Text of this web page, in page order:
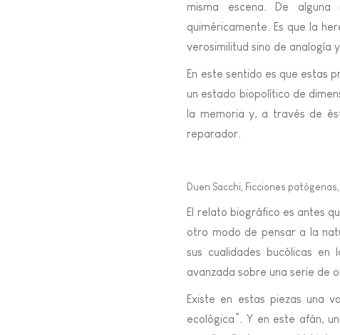
misma escena. De
quiméricamente. Es que la
verosimilitud sino de analogía
En este sentido es que estas
un estado biopolítico de
la memoria y, a través de
reparador.
Duen Sacchi, Ficciones
El relato biográfico es antes
otro modo de pensar a la
sus cualidades bucólicas en
avanzada sobre una serie de
Existe en estas piezas una
ecológica”. Y en este afán,